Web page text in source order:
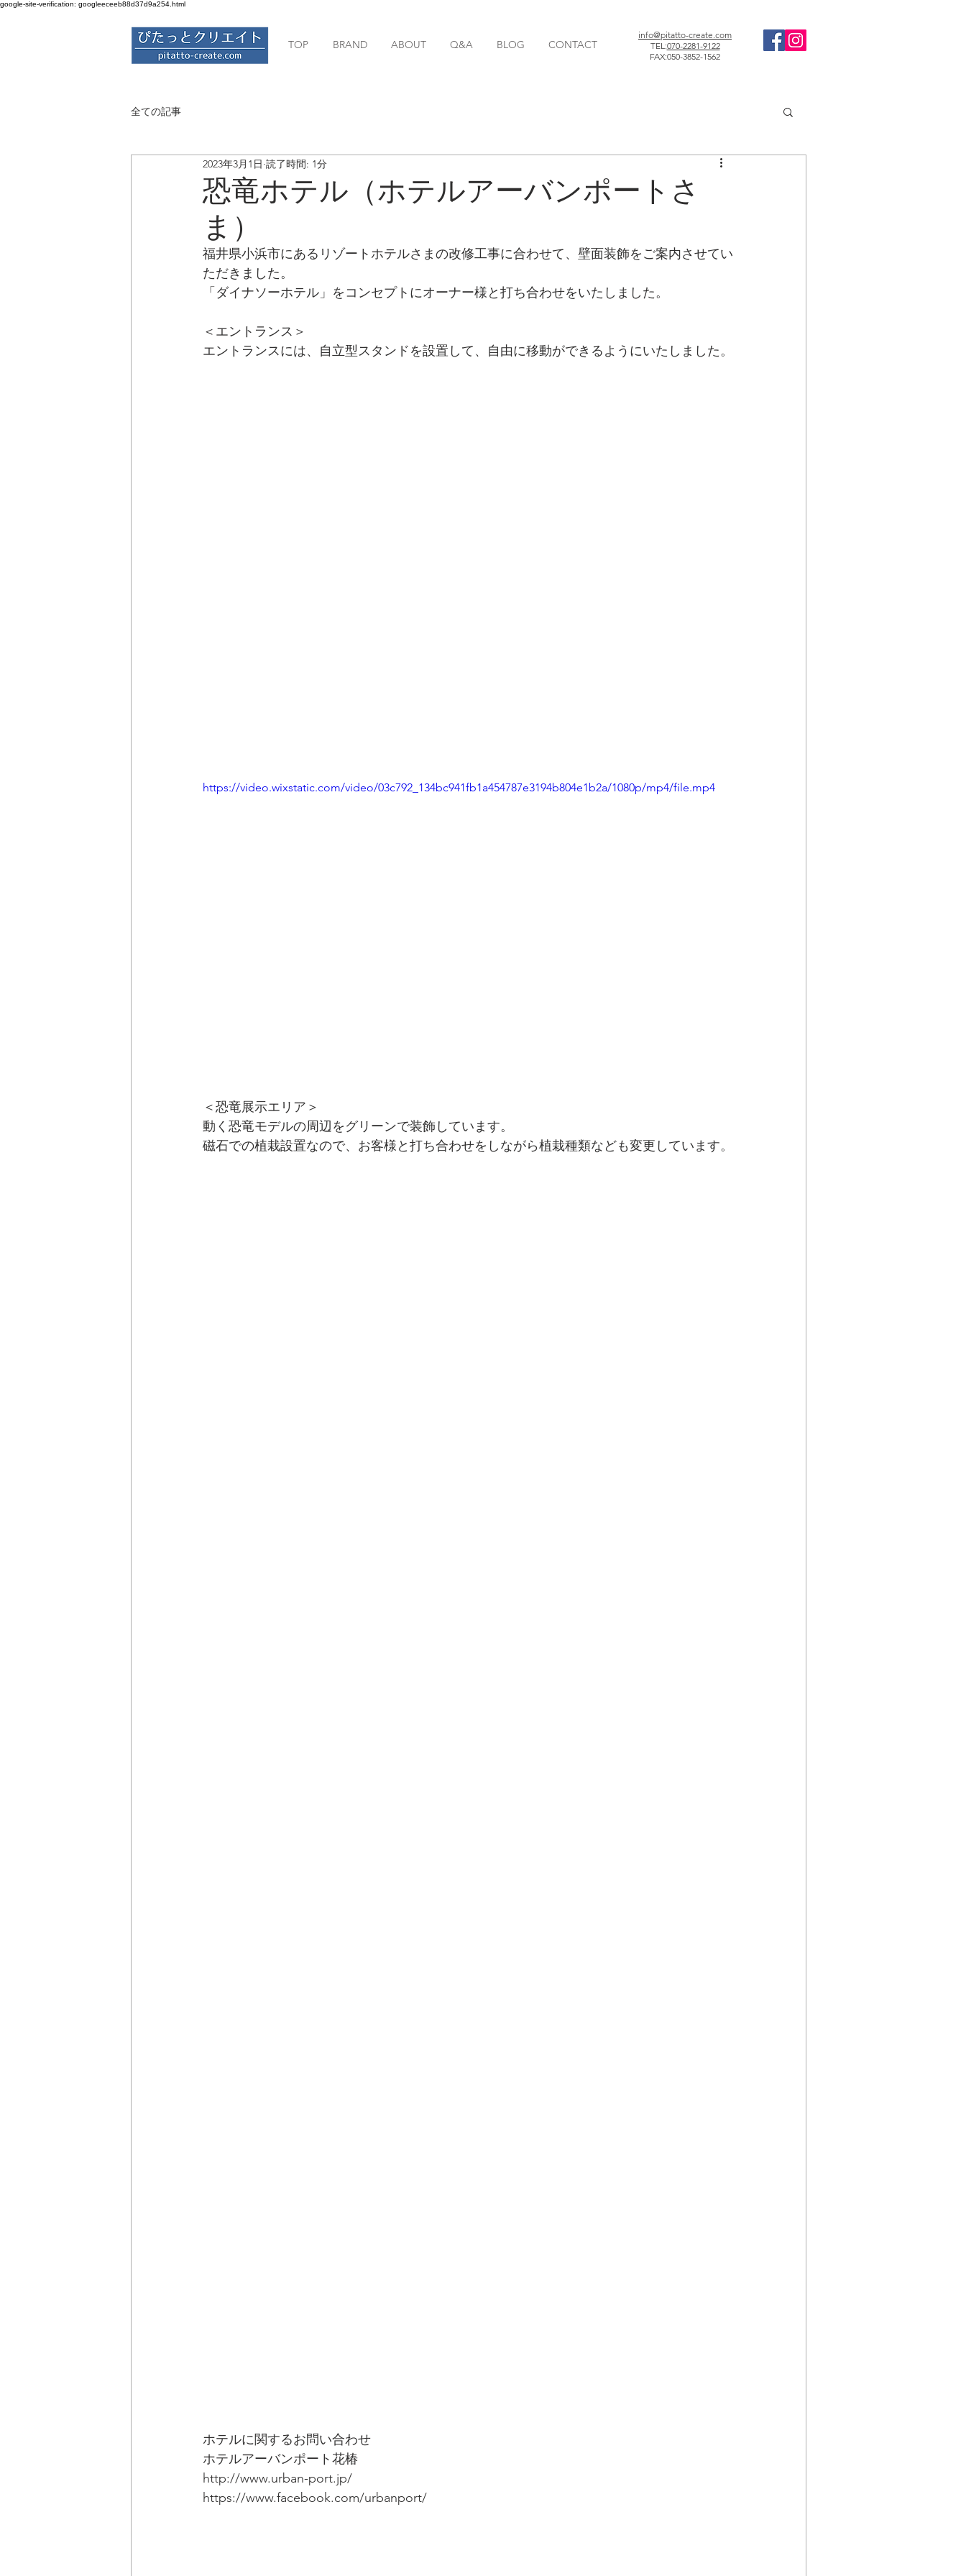
google-site-verification: googleeceeb88d37d9a254.html
ぴたっとクリエイト TOP BRAND ABOUT Q&A BLOG CONTACT
info@pitatto-create.com
TEL:070-2281-9122
FAX:050-3852-1562
全ての記事
恐竜ホテル（ホテルアーバンポートさ
ま）
2023年3月1日 読了時間: 1分
福井県小浜市にあるリゾートホテルさまの改修工事に合わせて、壁面装飾をご案内させてい
ただきました。
「ダイナソーホテル」をコンセプトにオーナー様と打ち合わせをいたしました。
＜エントランス＞
エントランスには、自立型スタンドを設置して、自由に移動ができるようにいたしました。
https://video.wixstatic.com/video/03c792_134bc941fb1a454787e3194b804e1b2a/1080p/mp4/file.mp4
＜恐竜展示エリア＞
動く恐竜モデルの周辺をグリーンで装飾しています。
磁石での植栽設置なので、お客様と打ち合わせをしながら植栽種類なども変更しています。
ホテルに関するお問い合わせ
ホテルアーバンポート花椿
http://www.urban-port.jp/
https://www.facebook.com/urbanport/